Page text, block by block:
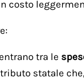
costo
tra le
statale